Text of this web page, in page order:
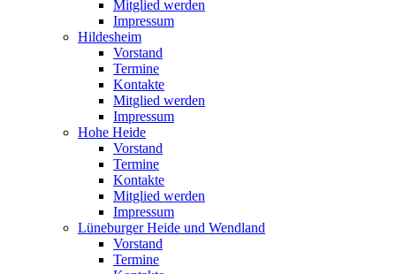
Mitglied werden
Impressum
Hildesheim
Vorstand
Termine
Kontakte
Mitglied werden
Impressum
Hohe Heide
Vorstand
Termine
Kontakte
Mitglied werden
Impressum
Lüneburger Heide und Wendland
Vorstand
Termine